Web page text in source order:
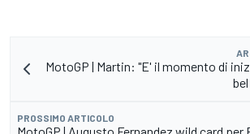
MotoGP | Martin: "E' il momento di
PROSSIMO ARTICOLO
MotoGP | Augusto Fernandez wild card per